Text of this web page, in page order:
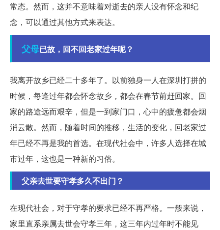
常态。然而，这并不意味着对逝去的亲人没有怀念和纪
念，可以通过其他方式来表达。
父母已故，回不回老家过年呢？
我离开故乡已经二十多年了。以前独身一人在深圳打拼的
时候，每逢过年都会怀念故乡，都会在春节前赶回家。回
家的路途远而艰辛，但是一到家门口，心中的疲惫都会烟
消云散。然而，随着时间的推移，生活的变化，回老家过
年已经不再是我的首选。在现代社会中，许多人选择在城
市过年，这也是一种新的习俗。
父亲去世要守孝多久不出门？
在现代社会，对于守孝的要求已经不再严格。一般来说，
家里直系亲属去世会守孝三年，这三年内过年时不能见